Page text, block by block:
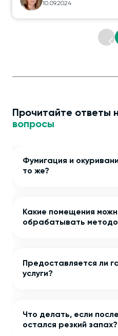
10.09.2024
Прочитайте ответы
вопросы
Фумигация и
то же?
Какие помещения
обрабатывать
Предоставляется ли
услуги?
Что делать, если
остался резкий запах?